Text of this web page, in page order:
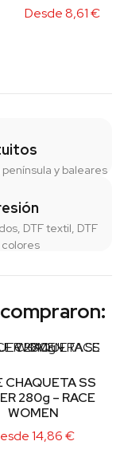
Desde8,61€
y baleares
DTF textil, DTF
colores
CHAQUETA SS
280g – RACE
WOMEN
14,86€